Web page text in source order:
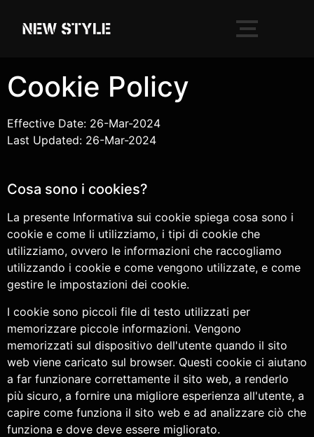
Cookie Policy
Effective Date: 26-Mar-2024
Last Updated: 26-Mar-2024
Cosa sono i cookies?
La presente Informativa sui cookie spiega cosa sono i
cookie e come li utilizziamo, i tipi di cookie che
utilizziamo, ovvero le informazioni che raccogliamo
utilizzando i cookie e come vengono utilizzate, e come
gestire le impostazioni dei cookie.
I cookie sono piccoli file di testo utilizzati per
memorizzare piccole informazioni. Vengono
memorizzati sul dispositivo dell'utente quando il sito
web viene caricato sul browser. Questi cookie ci aiutano
a far funzionare correttamente il sito web, a renderlo
più sicuro, a fornire una migliore esperienza all'utente, a
capire come funziona il sito web e ad analizzare ciò che
funziona e dove deve essere migliorato.